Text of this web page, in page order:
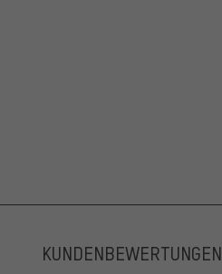
KUNDENBEWERTUNGEN